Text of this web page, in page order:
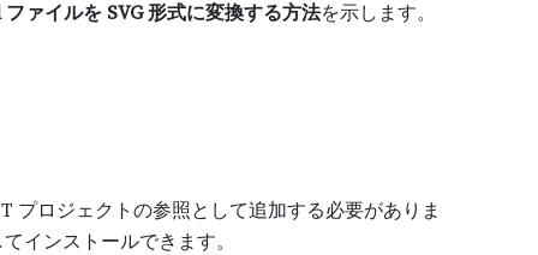
ァイルを SVG 形式に変換する方法を示します。
プロジェクトの参照として追加する必要がありま
インストールできます。